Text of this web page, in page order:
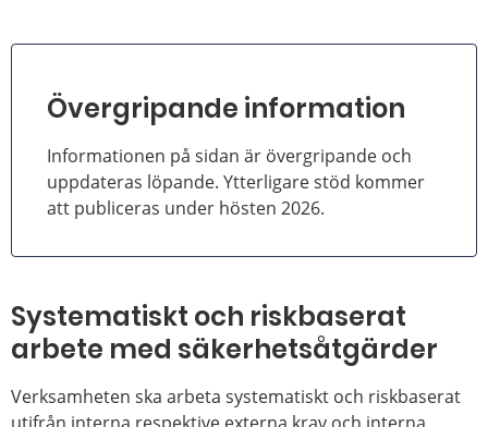
Övergripande information
Informationen på sidan är övergripande och
uppdateras löpande. Ytterligare stöd kommer
att publiceras under hösten 2026.
Systematiskt och riskbaserat
arbete med säkerhetsåtgärder
Verksamheten ska arbeta systematiskt och riskbaserat